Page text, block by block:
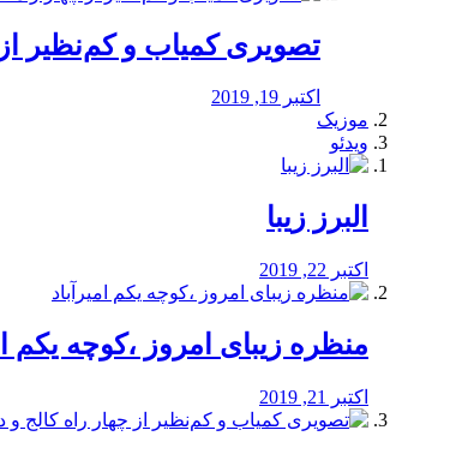
️تصویری کمیاب و کم‌نظیر از
اکتبر 19, 2019
موزیک
ویدئو
البرز زیبا
اکتبر 22, 2019
منظره‌‌ زیبای امروز ،کوچه یکم
اکتبر 21, 2019